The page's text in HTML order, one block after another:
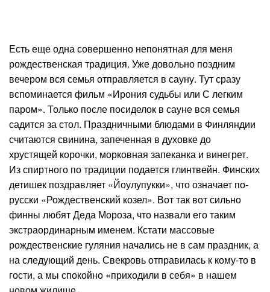
Есть еще одна совершенно непонятная для меня
рождественская традиция. Уже довольно поздним
вечером вся семья отправляется в сауну. Тут сразу
вспоминается фильм «Ирония судьбы или С легким
паром». Только после посиделок в сауне вся семья
садится за стол. Праздничными блюдами в Финляндии
считаются свинина, запеченная в духовке до
хрустящей корочки, морковная запеканка и винегрет.
Из спиртного по традиции подается глинтвейн. Финских
детишек поздравляет «Йоулупукки», что означает по-
русски «Рождественский козел». Вот так вот сильно
финны любят Деда Мороза, что назвали его таким
экстраординарным именем. Кстати массовые
рождественские гуляния начались не в сам праздник, а
на следующий день. Свекровь отправилась к кому-то в
гости, а мы спокойно «приходили в себя» в нашем